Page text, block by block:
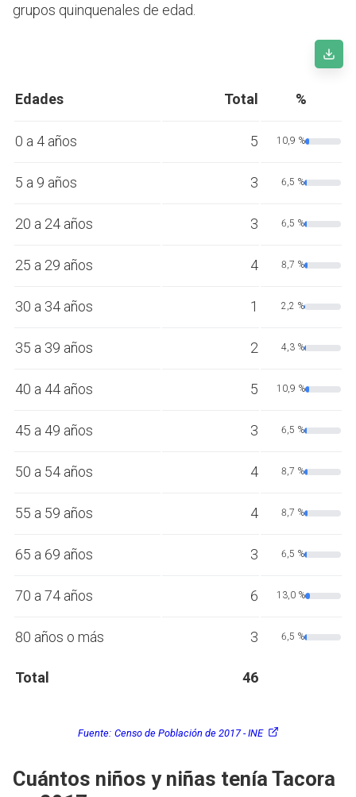
grupos quinquenales de edad.
Edades Total %
0 a 4 años 5 10,9 %
5 a 9 años 3 6,5 %
20 a 24 años 3 6,5 %
25 a 29 años 4 8,7 %
30 a 34 años 1 2,2 %
35 a 39 años 2 4,3 %
40 a 44 años 5 10,9 %
45 a 49 años 3 6,5 %
50 a 54 años 4 8,7 %
55 a 59 años 4 8,7 %
65 a 69 años 3 6,5 %
70 a 74 años 6 13,0 %
80 años o más 3 6,5 %
Total 46
Fuente: Censo de Población de 2017 - INE
Cuántos niños y niñas tenía Tacora